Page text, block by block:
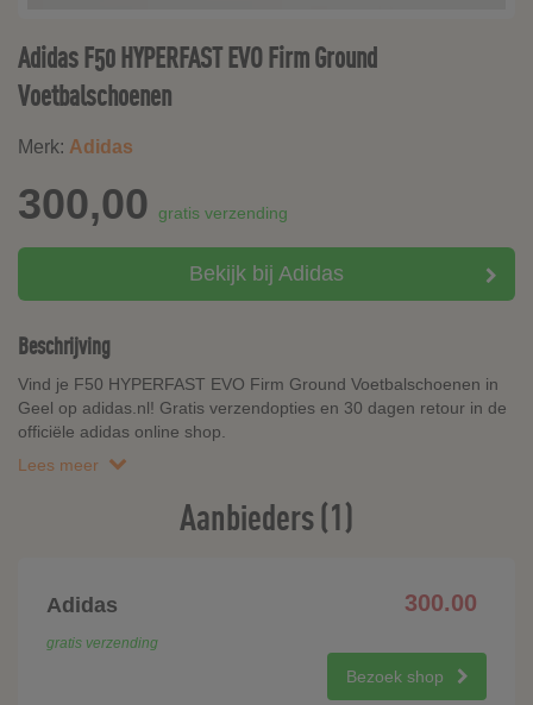
Adidas F50 HYPERFAST EVO Firm Ground
Voetbalschoenen
Merk: Adidas
300,00 gratis verzending
Bekijk bij Adidas
Beschrijving
Vind je F50 HYPERFAST EVO Firm Ground Voetbalschoenen in
Geel op adidas.nl! Gratis verzendopties en 30 dagen retour in de
officiële adidas online shop.
Lees meer
Aanbieders (1)
Adidas 300.00
gratis verzending
Bezoek shop